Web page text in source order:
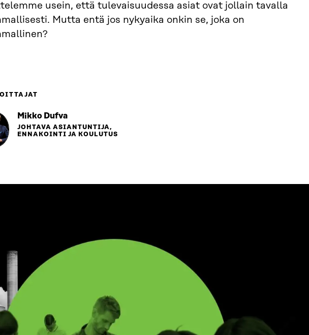
usein, että tulevaisuudessa asiat ovat jollain tavalla
Mutta entä jos nykyaika onkin se, joka on
Mikko Dufva
JOHTAVA ASIANTUNTIJA,
ENNAKOINTI JA KOULUTUS